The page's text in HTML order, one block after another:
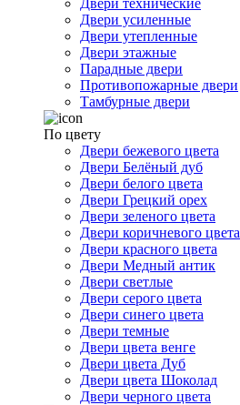
Двери технические
Двери усиленные
Двери утепленные
Двери этажные
Парадные двери
Противопожарные двери
Тамбурные двери
По цвету
Двери бежевого цвета
Двери Белёный дуб
Двери белого цвета
Двери Грецкий орех
Двери зеленого цвета
Двери коричневого цвета
Двери красного цвета
Двери Медный антик
Двери светлые
Двери серого цвета
Двери синего цвета
Двери темные
Двери цвета венге
Двери цвета Дуб
Двери цвета Шоколад
Двери черного цвета